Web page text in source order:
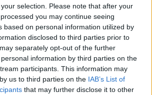
selection. Please note that after your
you may continue seeing
based on personal information utilized by
disclosed to third parties prior to
separately opt-out of the further
information by third parties on the
participants. This information may
us to third parties on the IAB’s List of
that may further disclose it to other
στο α΄ εξάμηνο 2026 με
στα 1,2 δισ. ευρώ
ΕΝΕΡΓΕΙΑ
το 75% των ΗΛΕΚΤΩΡ
συνεργασία με τη Motor
ΕΠΙΧΕΙΡΗΣΕΙΣ